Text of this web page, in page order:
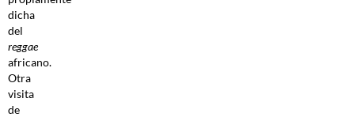
dicha
del
reggae
africano.
Otra
visita
de